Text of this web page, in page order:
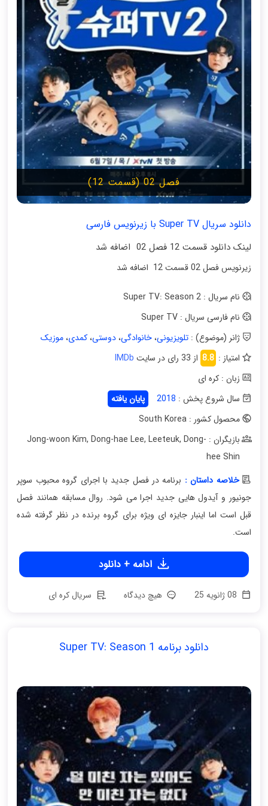
فصل 02 (قسمت 12)
دانلود سریال Super TV با زیرنویس فارسی
لینک دانلود قسمت 12 فصل 02 اضافه شد
زیرنویس فصل 02 قسمت 12 اضافه شد
نام سریال : Super TV: Season 2
نام فارسی سریال : Super TV
ژانر (موضوع) :تلویزیونی،خانوادگی،دوستی،کمدی،موزیک
امتیاز : 8.8 از 33 رای در سایت
IMDb
زبان : کره ای
سال شروع پخش : 2018
پایان یافته
محصول کشور : South Korea
بازیگران : Jong-woon Kim
, Dong-hae Lee, Leeteuk, Dong-
hee Shin
خلاصه داستان : برنامه در فصل جدید با اجرای گروه محبوب سوپر
جونیور و آیدول هایی جدید اجرا می شود. روال مسابقه همانند فصل
قبل است اما اینبار جایزه ای ویژه برای گروه برنده در نظر گرفته شده
است.
ادامه + دانلود
هیچ دیدگاه سریال کره ای
دانلود برنامه Super TV: Season 1